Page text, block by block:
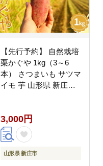
【先行予約】 自然栽培
栗かぐや 1kg（3～6
本） さつまいも サツマ
イモ 芋 山形県 新庄市
3,000円
山形県 新庄市